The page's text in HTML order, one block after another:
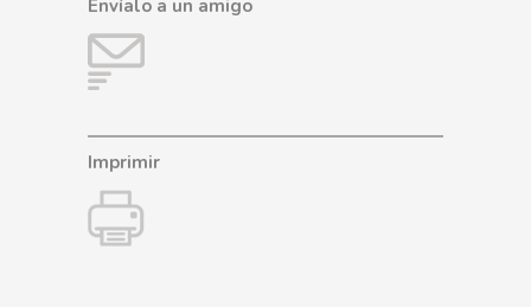
Envíalo a un amigo
Imprimir